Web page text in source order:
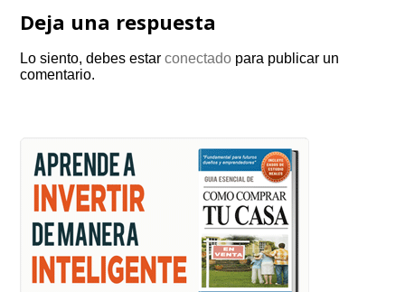
Deja una respuesta
Lo siento, debes estarconectado para publicar un
comentario.